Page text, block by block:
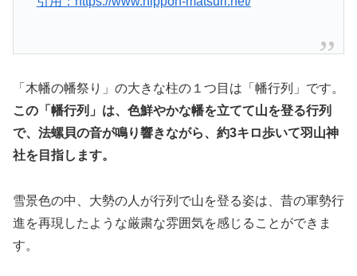
「木幡の幡祭り」の大きな柱の１つ目は「幡行列」です。
この「幡行列」は、色鮮やかな幡を立てて山を登る行列
で、法螺貝の音が鳴り響きながら、約3キロ歩いて羽山神
社を目指します。
雪景色の中、大勢の人が行列で山を登る姿は、昔の軍勢行
進を再現したような厳粛な雰囲気を感じることができま
す。